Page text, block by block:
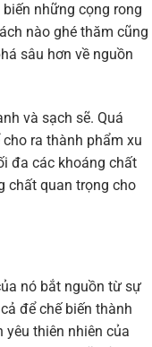
những cọng rong
nào ghé thăm cũng
sâu hơn về nguồn
và sạch sẽ. Quá
ra thành phẩm xu
đa các khoáng chất
chất quan trọng cho
nó bắt nguồn từ sự
để chế biến thành
thiên nhiên của